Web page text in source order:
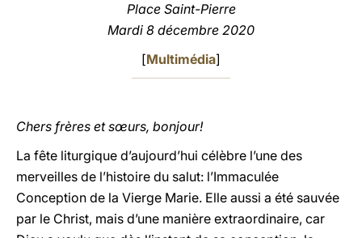
Place Saint-Pierre
Mardi 8 décembre 2020
[Multimédia]
Chers frères et sœurs, bonjour!
La fête liturgique d’aujourd’hui célèbre l’une des
merveilles de l’histoire du salut: l’Immaculée
Conception de la Vierge Marie. Elle aussi a été sauvée
par le Christ, mais d’une manière extraordinaire, car